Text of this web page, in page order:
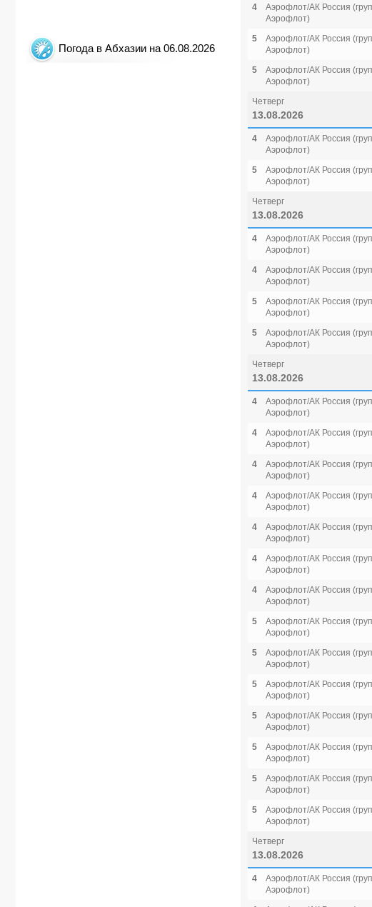
Погода в Абхазии на 06.08.2026
4
Аэрофлот/АК Россия
Аэрофлот)
5
Аэрофлот/АК Россия
Аэрофлот)
5
Аэрофлот/АК Россия
Аэрофлот)
Четверг
13.08.2026
4
Аэрофлот/АК Россия
Аэрофлот)
5
Аэрофлот/АК Россия
Аэрофлот)
Четверг
13.08.2026
4
Аэрофлот/АК Россия
Аэрофлот)
4
Аэрофлот/АК Россия
Аэрофлот)
5
Аэрофлот/АК Россия
Аэрофлот)
5
Аэрофлот/АК Россия
Аэрофлот)
Четверг
13.08.2026
4
Аэрофлот/АК Россия
Аэрофлот)
4
Аэрофлот/АК Россия
Аэрофлот)
4
Аэрофлот/АК Россия
Аэрофлот)
4
Аэрофлот/АК Россия
Аэрофлот)
4
Аэрофлот/АК Россия
Аэрофлот)
4
Аэрофлот/АК Россия
Аэрофлот)
4
Аэрофлот/АК Россия
Аэрофлот)
5
Аэрофлот/АК Россия
Аэрофлот)
5
Аэрофлот/АК Россия
Аэрофлот)
5
Аэрофлот/АК Россия
Аэрофлот)
5
Аэрофлот/АК Россия
Аэрофлот)
5
Аэрофлот/АК Россия
Аэрофлот)
5
Аэрофлот/АК Россия
Аэрофлот)
5
Аэрофлот/АК Россия
Аэрофлот)
Четверг
13.08.2026
4
Аэрофлот/АК Россия
Аэрофлот)